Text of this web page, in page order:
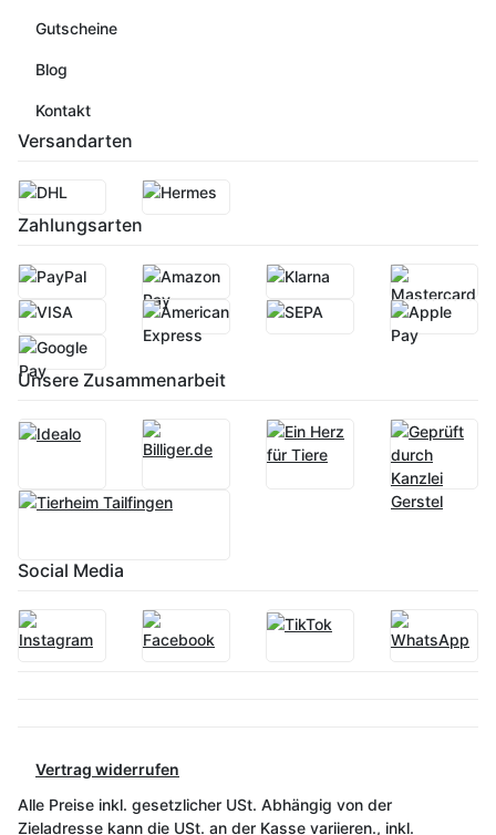
Gutscheine
Blog
Kontakt
Versandarten
Zahlungsarten
Unsere Zusammenarbeit
Social Media
Vertrag widerrufen
Alle Preise inkl. gesetzlicher USt. Abhängig von der
Zieladresse kann die USt. an der Kasse variieren., inkl.